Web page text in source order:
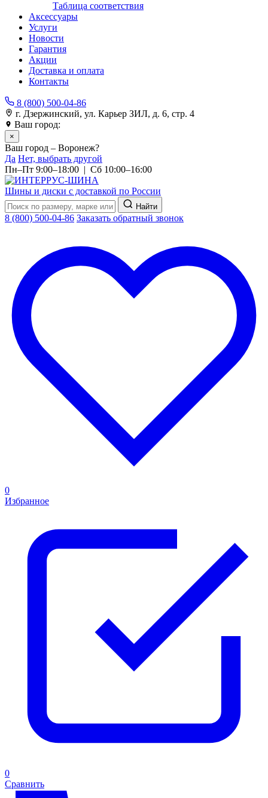
Таблица соответствия
Аксессуары
Услуги
Новости
Гарантия
Акции
Доставка и оплата
Контакты
8 (800) 500-04-86
г. Дзержинский, ул. Карьер ЗИЛ, д. 6, стр. 4
Ваш город:
×
Ваш город – Воронеж?
Да Нет, выбрать другой
Пн–Пт 9:00–18:00 | Сб 10:00–16:00
Шины и диски с доставкой по России
Найти
8 (800) 500-04-86 Заказать обратный звонок
0
Избранное
0
Сравнить